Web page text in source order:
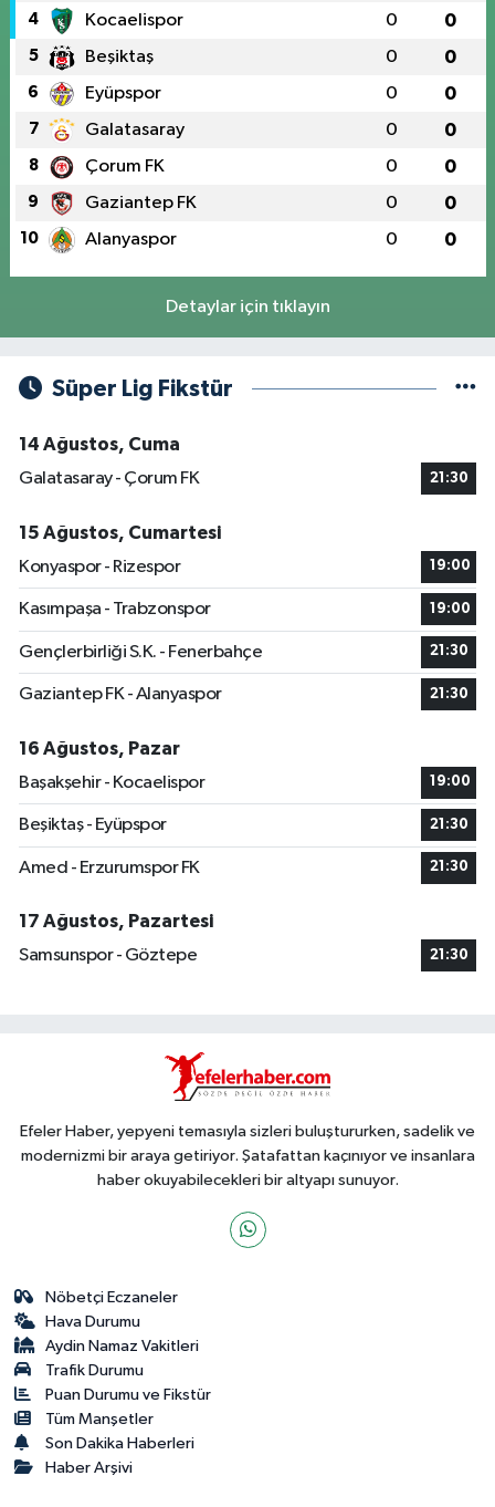
4 Kocaelispor 0 0
5 Beşiktaş 0 0
6 Eyüpspor 0 0
7 Galatasaray 0 0
8 Çorum FK 0 0
9 Gaziantep FK 0 0
10 Alanyaspor 0 0
Detaylar için tıklayın
Süper Lig Fikstür
14 Ağustos, Cuma
Galatasaray - Çorum FK
21:30
15 Ağustos, Cumartesi
Konyaspor - Rizespor
19:00
Kasımpaşa - Trabzonspor 19:00
Gençlerbirliği S.K. - Fenerbahçe 21:30
Gaziantep FK - Alanyaspor 21:30
16 Ağustos, Pazar
Başakşehir - Kocaelispor
19:00
Beşiktaş - Eyüpspor 21:30
Amed - Erzurumspor FK 21:30
17 Ağustos, Pazartesi
Samsunspor - Göztepe
21:30
Efeler Haber, yepyeni temasıyla sizleri buluştururken, sadelik ve
modernizmi bir araya getiriyor. Şatafattan kaçınıyor ve insanlara
haber okuyabilecekleri bir altyapı sunuyor.
Nöbetçi Eczaneler
Hava Durumu
Aydin Namaz Vakitleri
Trafik Durumu
Puan Durumu ve Fikstür
Tüm Manşetler
Son Dakika Haberleri
Haber Arşivi